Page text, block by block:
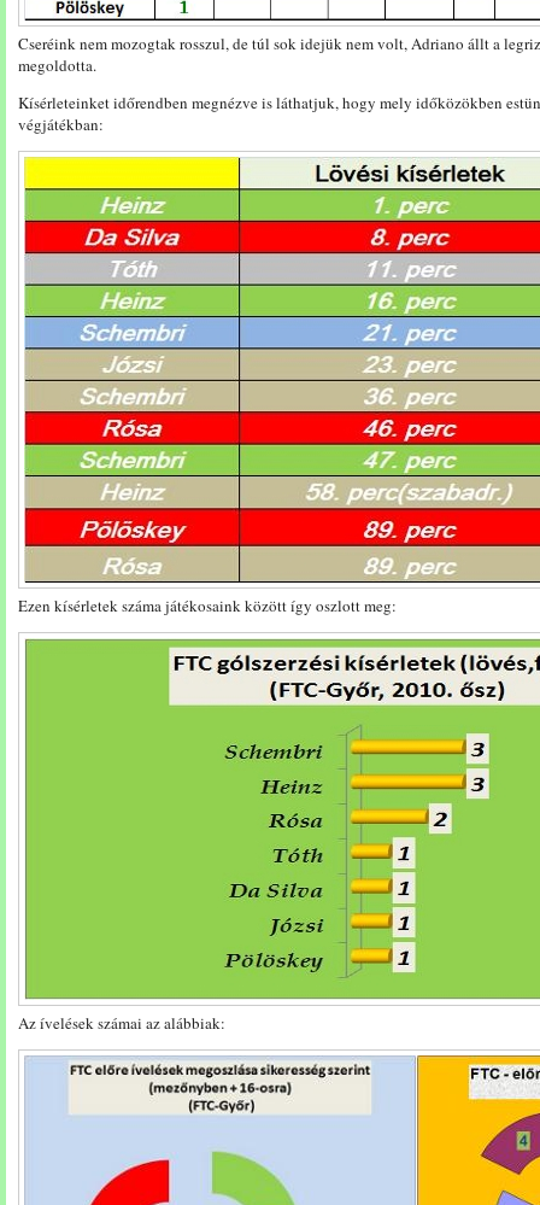
Cseréink nem mozogtak rosszul, de túl sok idejük nem volt, Adriano állt a
megoldotta.
Kísérleteinket időrendben megnézve is láthatjuk, hogy mely időközökben
végjátékban:
Ezen kísérletek száma játékosaink között így oszlott meg:
Az ívelések számai az alábbiak: